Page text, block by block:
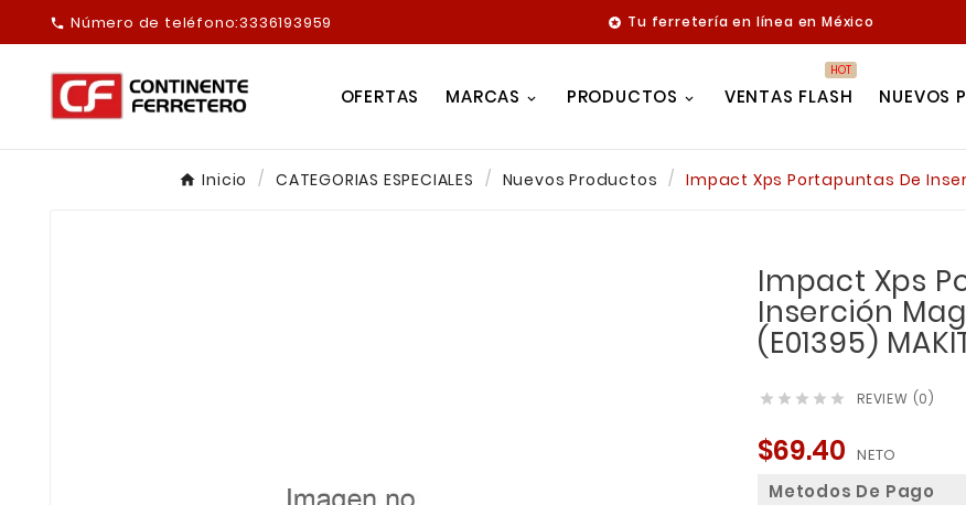
 Número de teléfono:3336193959  Tu ferretería en línea en México
OFERTAS MARCAS PRODUCTOS VENTAS FLASH
HOT
NUEVOS
Inicio CATEGORIAS ESPECIALES Nuevos Productos Impact Xps Portapuntas De
Impact Xps
Inserción
(E01395)
     REVIEW (0)
$69.40 NETO
Metodos De Pago